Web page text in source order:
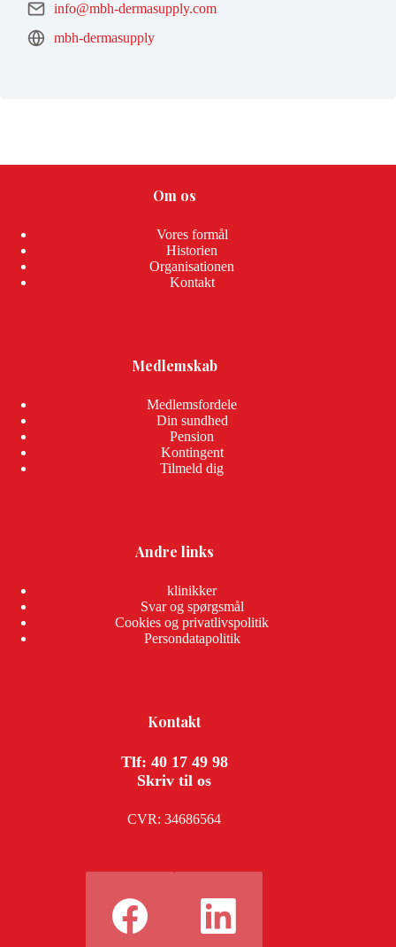
info@mbh-dermasupply.com
mbh-dermasupply
Om os
Vores formål
Historien
Organisationen
Kontakt
Medlemskab
Medlemsfordele
Din sundhed
Pension
Kontingent
Tilmeld dig
Andre links
klinikker
Svar og spørgsmål
Cookies og privatlivspolitik
Persondatapolitik
Kontakt
Tlf: 40 17 49 98
Skriv til os
CVR: 34686564